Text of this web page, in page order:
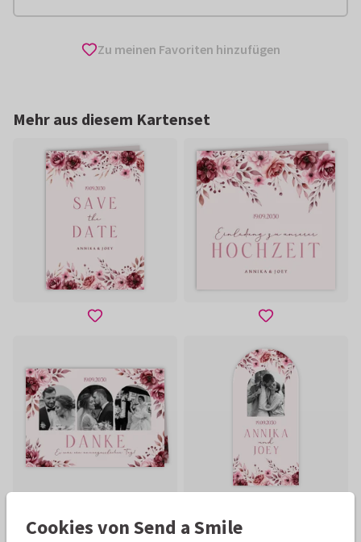
Zu meinen Favoriten hinzufügen
Mehr aus diesem Kartenset
Cookies von Send a Smile